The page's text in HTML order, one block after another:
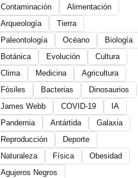
Contaminación
Alimentación
Arqueología
Tierra
Paleontología
Océano
Biología
Botánica
Evolución
Cultura
Clima
Medicina
Agricultura
Fósiles
Bacterias
Dinosaurios
James Webb
COVID-19
IA
Pandemia
Antártida
Galaxia
Reproducción
Deporte
Naturaleza
Física
Obesidad
Agujeros Negros